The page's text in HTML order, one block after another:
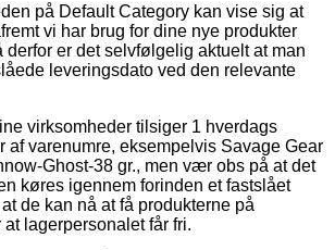
på Default Category kan vise sig at
vi har brug for dine nye produkter
derfor er det selvfølgelig aktuelt at man
leveringsdato ved den relevante
virksomheder tilsiger 1 hverdags
af varenumre, eksempelvis Savage Gear
Ghost-38 gr., men vær obs på at det
køres igennem forinden et fastslået
de kan nå at få produkterne på
lagerpersonalet får fri.